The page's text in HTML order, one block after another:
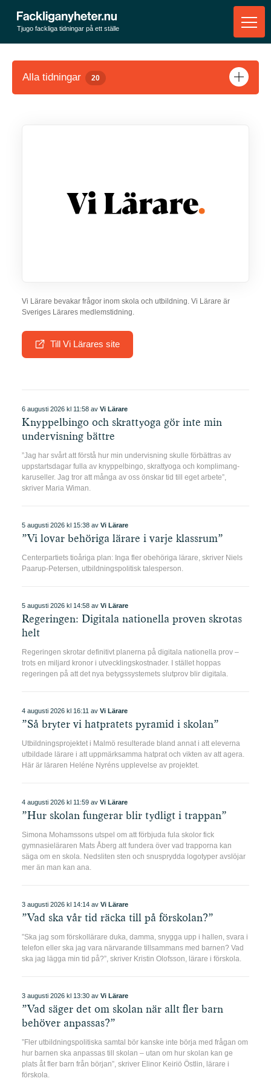
Tjugo fackliga tidningar på ett ställe
Alla tidningar 20
Visa tidningen Visa tidningen
Visa tidningen Visa tidningen Visa tidningen
Visa tidningen Visa tidningen Visa tidningen
Visa tidningen Visa tidningen
Vi Lärare bevakar frågor inom skola och utbildning. Vi Lärare är
Sveriges Lärares medlemstidning.
Till Vi Lärares site
6 augusti 2026 kl 11:58 av Vi Lärare
Knyppelbingo och skrattyoga gör inte min
undervisning bättre
”Jag har svårt att förstå hur min undervisning skulle förbättras av
uppstartsdagar fulla av knyppelbingo, skrattyoga och komplimang-
karuseller. Jag tror att många av oss önskar tid till eget arbete”,
skriver Maria Wiman.
5 augusti 2026 kl 15:38 av Vi Lärare
”Vi lovar behöriga lärare i varje klassrum”
Centerpartiets tioåriga plan: Inga fler obehöriga lärare, skriver Niels
Paarup-Petersen, utbildningspolitisk talesperson.
5 augusti 2026 kl 14:58 av Vi Lärare
Regeringen: Digitala nationella proven skrotas
helt
Regeringen skrotar definitivt planerna på digitala nationella prov –
trots en miljard kronor i utvecklingskostnader. I stället hoppas
regeringen på att det nya betygssystemets slutprov blir digitala.
4 augusti 2026 kl 16:11 av Vi Lärare
”Så bryter vi hatpratets pyramid i skolan”
Utbildningsprojektet i Malmö resulterade bland annat i att eleverna
utbildade lärare i att uppmärksamma hatprat och vikten av att agera.
Här är läraren Heléne Nyréns upplevelse av projektet.
4 augusti 2026 kl 11:59 av Vi Lärare
”Hur skolan fungerar blir tydligt i trappan”
Simona Mohamssons utspel om att förbjuda fula skolor fick
gymnasieläraren Mats Åberg att fundera över vad trapporna kan
säga om en skola. Nedsliten sten och snusprydda logotyper avslöjar
mer än man kan ana.
3 augusti 2026 kl 14:14 av Vi Lärare
”Vad ska vår tid räcka till på förskolan?”
”Ska jag som förskollärare duka, damma, snygga upp i hallen, svara i
telefon eller ska jag vara närvarande tillsammans med barnen? Vad
ska jag lägga min tid på?”, skriver Kristin Olofsson, lärare i förskola.
3 augusti 2026 kl 13:30 av Vi Lärare
”Vad säger det om skolan när allt fler barn
behöver anpassas?”
”Fler utbildningspolitiska samtal bör kanske inte börja med frågan om
hur barnen ska anpassas till skolan – utan om hur skolan kan ge
plats åt fler barn från början”, skriver Elinor Keiriö Östlin, lärare i
förskola.